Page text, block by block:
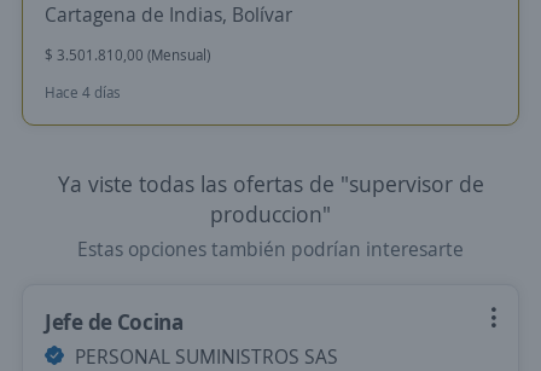
Cartagena de Indias, Bolívar
$ 3.501.810,00 (Mensual)
Hace 4 días
Ya viste todas las ofertas de "supervisor de
produccion"
Estas opciones también podrían interesarte
Jefe de Cocina
PERSONAL SUMINISTROS SAS